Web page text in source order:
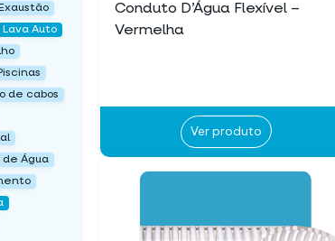
Exaustão
Lava Auto
de cabos
de Água
Conduto D’Água Flexível –
Vermelha
Ver produto